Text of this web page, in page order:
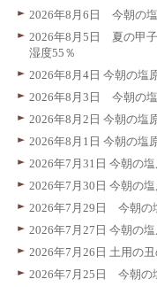
2026年8月6日 今朝
2026年8月5日 夏の
湿度55％
2026年8月4日 今朝の塩
2026年8月3日 今朝
2026年8月2日 今朝の塩
2026年8月1日 今朝の塩
2026年7月31日 今朝の
2026年7月30日 今朝の
2026年7月29日 今朝
2026年7月27日 今朝
2026年7月26日 土用の
2026年7月25日 今朝